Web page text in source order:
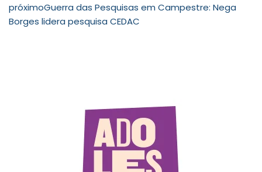
próximoGuerra das Pesquisas em Campestre: Nega
Borges lidera pesquisa CEDAC